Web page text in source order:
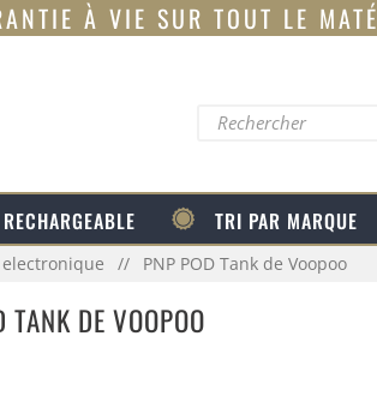
À VIE SUR TOUT LE
TRI PAR MARQUE
PNP POD Tank de Voopoo
TANK DE VOOPOO